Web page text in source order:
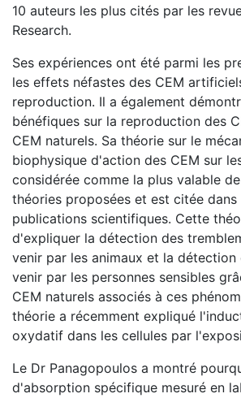
10 auteurs les plus cités par les
Research.
Ses expériences ont été parmi les
les effets néfastes des CEM
reproduction. Il a également
bénéfiques sur la reproduction des
CEM naturels. Sa théorie sur le
biophysique d'action des CEM sur
considérée comme la plus valable
théories proposées et est citée dans
publications scientifiques. Cette
d'expliquer la détection des
venir par les animaux et la détection
venir par les personnes sensibles
CEM naturels associés à ces
théorie a récemment expliqué
oxydatif dans les cellules par
Le Dr Panagopoulos a montré
d'absorption spécifique mesuré en